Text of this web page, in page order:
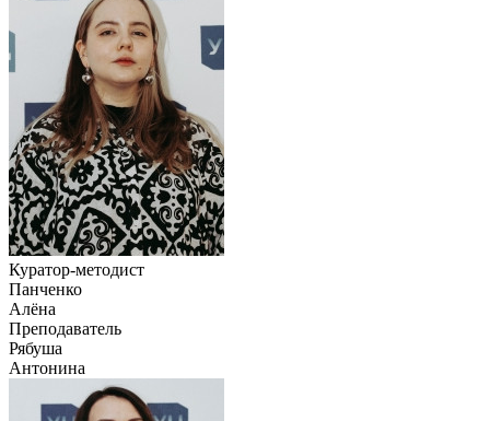
Куратор-методист
Панченко
Алёна
Преподаватель
Рябуша
Антонина